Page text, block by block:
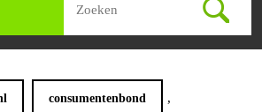
naar:
consumentenbond ,